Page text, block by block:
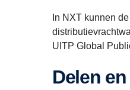
In NXT kunnen
UITP Global
Delen